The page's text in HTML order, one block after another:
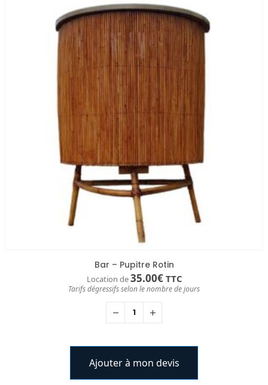
Bar – Pupitre Rotin
Location de35.00€ TTC
Tarifs dégressifs selon le nombre de jours
Ajouter à mon devis